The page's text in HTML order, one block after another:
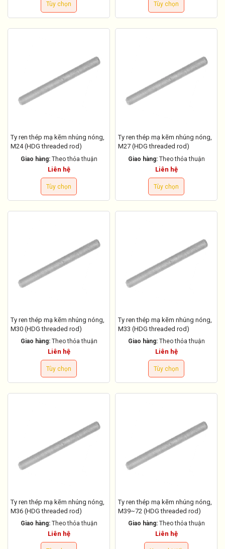
Tùy chọn Tùy chọn
Ty ren thép mạ kẽm nhúng nóng,
M24 (HDG threaded rod)
Giao hàng: Theo thỏa thuận
Liên hệ
Tùy chọn
Ty ren thép mạ kẽm nhúng nóng,
M27 (HDG threaded rod)
Giao hàng: Theo thỏa thuận
Liên hệ
Tùy chọn
Ty ren thép mạ kẽm nhúng nóng,
M30 (HDG threaded rod)
Giao hàng: Theo thỏa thuận
Liên hệ
Tùy chọn
Ty ren thép mạ kẽm nhúng nóng,
M33 (HDG threaded rod)
Giao hàng: Theo thỏa thuận
Liên hệ
Tùy chọn
Ty ren thép mạ kẽm nhúng nóng,
M36 (HDG threaded rod)
Giao hàng: Theo thỏa thuận
Liên hệ
Ty ren thép mạ kẽm nhúng nóng,
M39~72 (HDG threaded rod)
Giao hàng: Theo thỏa thuận
Liên hệ